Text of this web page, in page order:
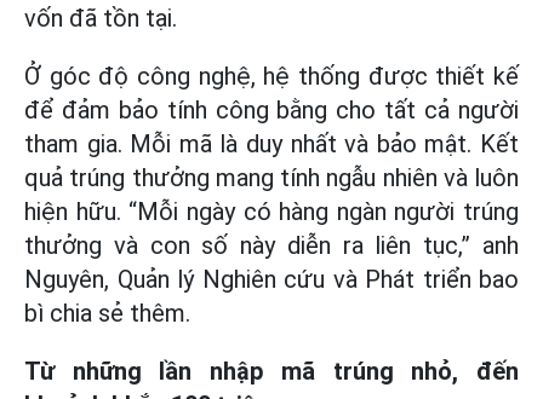
vốn đã tồn tại.
Ở góc độ công nghệ, hệ thống được thiết kế
để đảm bảo tính công bằng cho tất cả người
tham gia. Mỗi mã là duy nhất và bảo mật. Kết
quả trúng thưởng mang tính ngẫu nhiên và luôn
hiện hữu. “Mỗi ngày có hàng ngàn người trúng
thưởng và con số này diễn ra liên tục,” anh
Nguyên, Quản lý Nghiên cứu và Phát triển bao
bì chia sẻ thêm.
Từ những lần nhập mã trúng nhỏ, đến